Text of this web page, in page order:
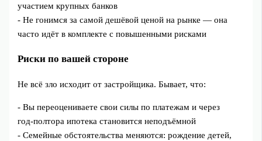
участием крупных банков
- Не гонимся за самой дешёвой ценой на рынке — она
часто идёт в комплекте с повышенными рисками
Риски по вашей стороне
Не всё зло исходит от застройщика. Бывает, что:
- Вы переоцениваете свои силы по платежам и через
год‑полтора ипотека становится неподъёмной
- Семейные обстоятельства меняются: рождение детей,